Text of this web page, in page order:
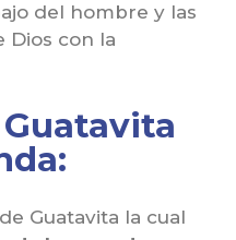
del hombre y las
Dios con la
Guatavita la cual